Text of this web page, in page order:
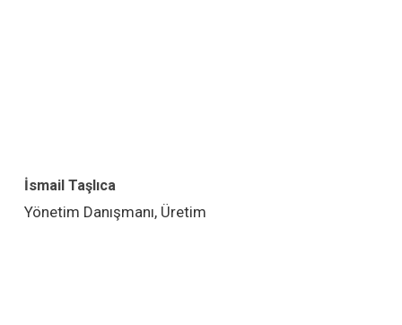
İsmail Taşlıca
Yönetim Danışmanı, Üretim